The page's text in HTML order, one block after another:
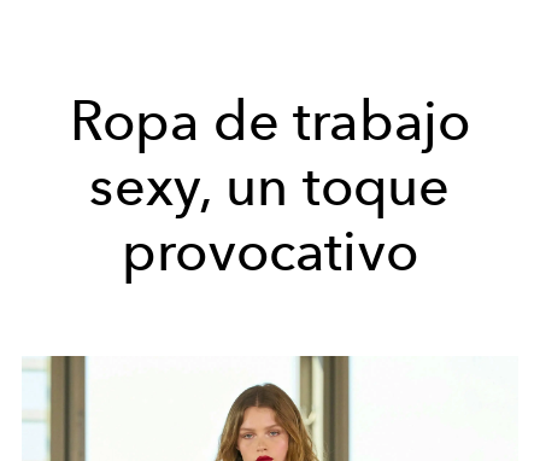
Ropa de trabajo
sexy, un toque
provocativo